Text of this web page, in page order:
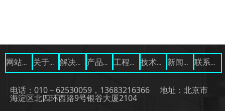
电话：010－62530059，13683216366 地址：北京市
海淀区北四环西路9号银谷大厦2104
网站首页 关于我们 解决方案 产品展示 工程案例 技术资料 新闻中心 联系我们